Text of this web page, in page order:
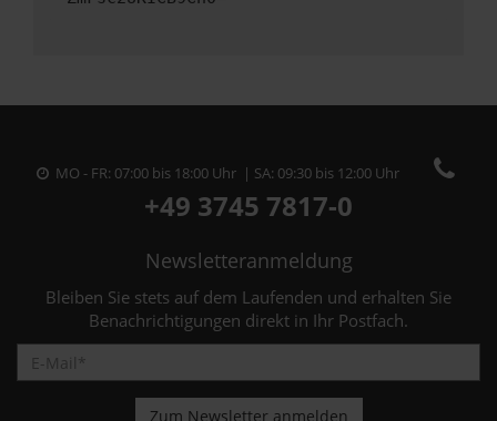
MO - FR: 07:00 bis 18:00 Uhr | SA: 09:30 bis 12:00 Uhr
+49 3745 7817-0
Newsletteranmeldung
Bleiben Sie stets auf dem Laufenden und erhalten Sie
Benachrichtigungen direkt in Ihr Postfach.